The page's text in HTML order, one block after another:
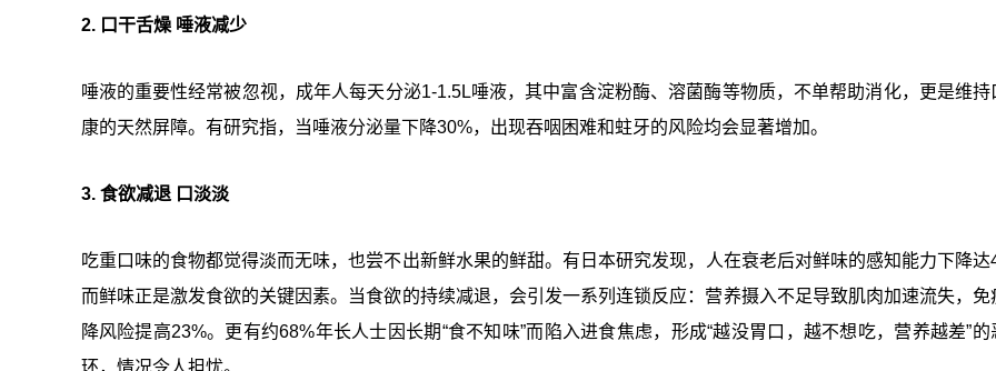
2. 口干舌燥 唾液减少
唾液的重要性经常被忽视，成年人每天分泌1-1.5L唾液，其中富含淀粉酶、溶菌酶等物质，不单帮助消化，更是维持
康的天然屏障。有研究指，当唾液分泌量下降30%，出现吞咽困难和蛀牙的风险均会显著增加。
3. 食欲减退 口淡淡
吃重口味的食物都觉得淡而无味，也尝不出新鲜水果的鲜甜。有日本研究发现，人在衰老后对鲜味的感知能力下降达
而鲜味正是激发食欲的关键因素。当食欲的持续减退，会引发一系列连锁反应：营养摄入不足导致肌肉加速流失，免
降风险提高23%。更有约68%年长人士因长期“食不知味”而陷入进食焦虑，形成“越没胃口，越不想吃，营养越差”的
环，情况令人担忧。